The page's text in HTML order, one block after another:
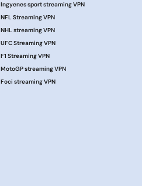
Ingyenes sport streaming VPN
NFL Streaming VPN
NHL streaming VPN
UFC Streaming VPN
F1 Streaming VPN
MotoGP streaming VPN
Foci streaming VPN